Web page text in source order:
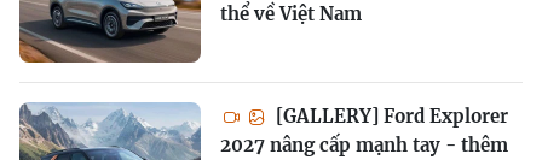
thể về Việt Nam
[GALLERY] Ford Explorer
2027 nâng cấp mạnh tay - thêm